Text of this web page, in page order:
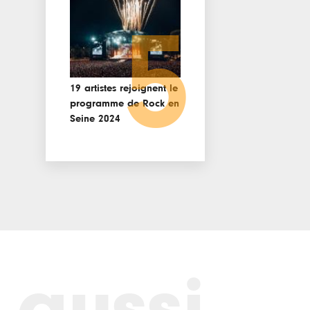
19 artistes rejoignent le
programme de Rock en
Seine 2024 5